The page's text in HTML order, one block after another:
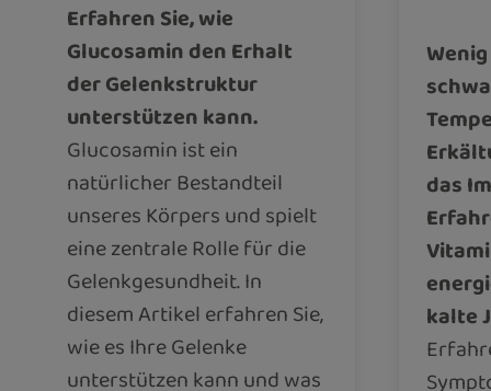
Erfahren Sie, wie
Glucosamin den Erhalt
der Gelenkstruktur
unterstützen kann.
Glucosamin ist ein
natürlicher Bestandteil
unseres Körpers und spielt
eine zentrale Rolle für die
Gelenkgesundheit. In
diesem Artikel erfahren Sie,
wie es Ihre Gelenke
unterstützen kann und was
das
kalte